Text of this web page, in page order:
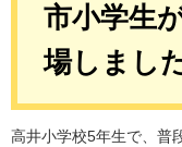
市小学生
場しまし
高井小学校5年生で、普